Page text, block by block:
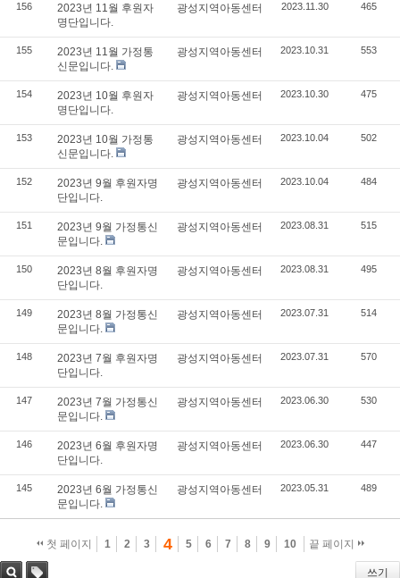
156
2023년 11월 후원자
명단입니다.
광성지역아동센터 2023.11.30 465
155
2023년 11월 가정통
신문입니다.
광성지역아동센터 2023.10.31 553
154
2023년 10월 후원자
명단입니다.
광성지역아동센터 2023.10.30 475
153
2023년 10월 가정통
신문입니다.
광성지역아동센터 2023.10.04 502
152
2023년 9월 후원자명
단입니다.
광성지역아동센터 2023.10.04 484
151
2023년 9월 가정통신
문입니다.
광성지역아동센터 2023.08.31 515
150
2023년 8월 후원자명
단입니다.
광성지역아동센터 2023.08.31 495
149
2023년 8월 가정통신
문입니다.
광성지역아동센터 2023.07.31 514
148
2023년 7월 후원자명
단입니다.
광성지역아동센터 2023.07.31 570
147
2023년 7월 가정통신
문입니다.
광성지역아동센터 2023.06.30 530
146
2023년 6월 후원자명
단입니다.
광성지역아동센터 2023.06.30 447
145
2023년 6월 가정통신
문입니다.
광성지역아동센터 2023.05.31 489
첫 페이지 1 2 3 4 5 6 7 8 9 10 끝 페이지
쓰기